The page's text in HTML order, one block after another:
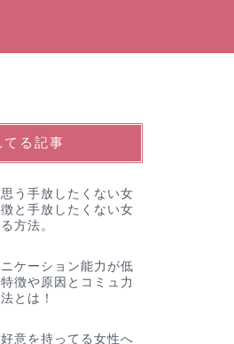
てる記事
う手放したくない女
と手放したくない女
方法。
ケーション能力が低
徴や原因とコミュ力
とは！
意を持ってる女性へ